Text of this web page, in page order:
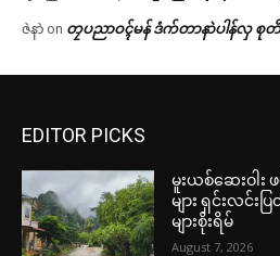
ဇဲနာဲ on တၠပညာဝၚ်မန် ဒံက်တာနာဲပါန်လှ စုတိ
EDITOR PICKS
မူးယစ်ဆေးဝါး
များ ရှင်းလင်း
များစိုးရိမ်
August 7, 2026